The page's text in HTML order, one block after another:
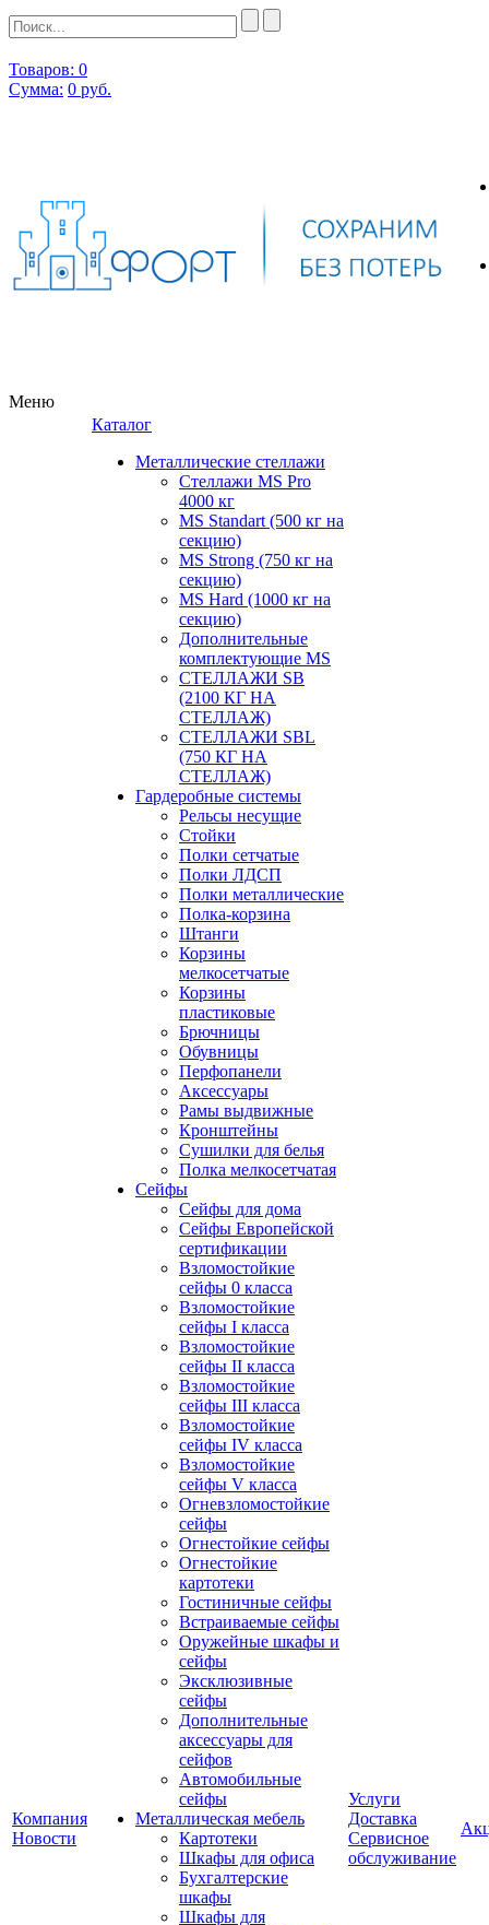
Товаров: 0
Сумма: 0 руб.
Меню
Компания
Новости
Каталог
Металлические стеллажи
Стеллажи MS Pro
4000 кг
MS Standart (500 кг на
секцию)
MS Strong (750 кг на
секцию)
MS Hard (1000 кг на
секцию)
Дополнительные
комплектующие MS
СТЕЛЛАЖИ SB
(2100 КГ НА
СТЕЛЛАЖ)
СТЕЛЛАЖИ SBL
(750 КГ НА
СТЕЛЛАЖ)
Гардеробные системы
Рельсы несущие
Стойки
Полки сетчатые
Полки ЛДСП
Полки металлические
Полка-корзина
Штанги
Корзины
мелкосетчатые
Корзины
пластиковые
Брючницы
Обувницы
Перфопанели
Аксессуары
Рамы выдвижные
Кронштейны
Сушилки для белья
Полка мелкосетчатая
Сейфы
Сейфы для дома
Сейфы Европейской
сертификации
Взломостойкие
сейфы 0 класса
Взломостойкие
сейфы I класса
Взломостойкие
сейфы II класса
Взломостойкие
сейфы III класса
Взломостойкие
сейфы IV класса
Взломостойкие
сейфы V класса
Огневзломостойкие
сейфы
Огнестойкие сейфы
Огнестойкие
картотеки
Гостиничные сейфы
Встраиваемые сейфы
Оружейные шкафы и
сейфы
Эксклюзивные
сейфы
Дополнительные
аксессуары для
сейфов
Автомобильные
сейфы
Металлическая мебель
Картотеки
Шкафы для офиса
Бухгалтерские
шкафы
Шкафы для
Услуги
Доставка
Сервисное
обслуживание